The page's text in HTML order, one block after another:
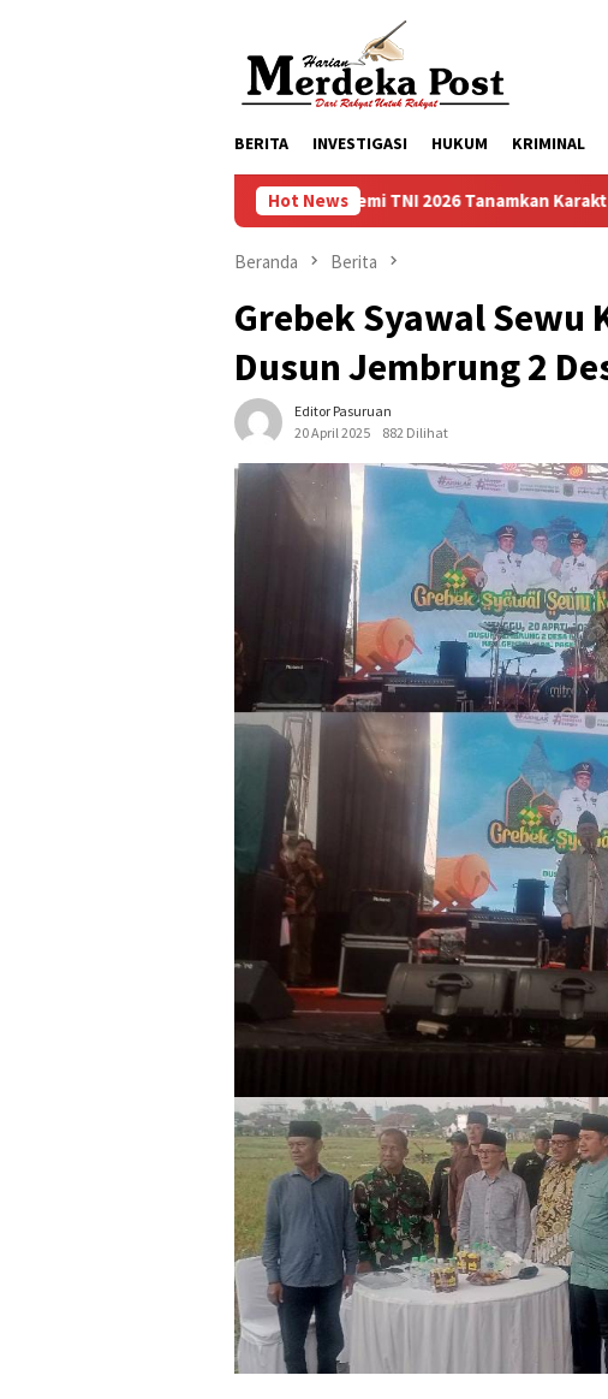
BERITA INVESTIGASI HUKUM KRIMINAL
Hot News
Bhakti Akademi TNI 2026 Tanamkan Karakter dan Semangat Bela
Beranda Berita
Grebek Syawal Sewu
Dusun Jembrung 2
Editor Pasuruan
20 April 2025
882 Dilihat